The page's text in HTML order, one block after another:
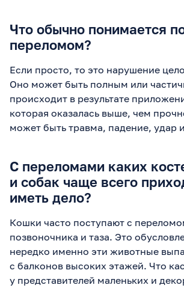
Что обычно понимается
переломом?
Если просто, то это нарушение
Оно может быть полным или
происходит в результате
которая оказалась выше, чем
может быть травма, падение, удар
С переломами каких
и собак чаще всего
иметь дело?
Кошки часто поступают с
позвоночника и таза. Это
нередко именно эти животные
с балконов высоких этажей. Что
у представителей маленьких и